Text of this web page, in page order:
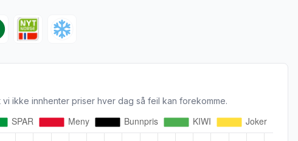
ikke innhenter priser hver dag så feil kan forekomme.